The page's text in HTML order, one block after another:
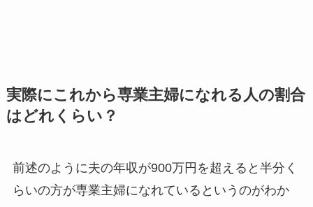
実際にこれから専業主婦になれる人の割合
はどれくらい？
前述のように夫の年収が900万円を超えると半分く
らいの方が専業主婦になれているというのがわか